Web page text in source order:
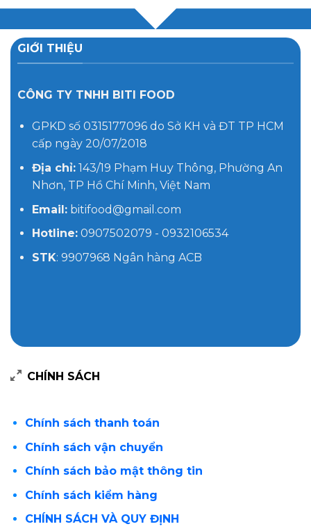
GIỚI THIỆU
CÔNG TY TNHH BITI FOOD
GPKD số 0315177096 do Sở KH và ĐT TP HCM
cấp ngày 20/07/2018
Địa chỉ:143/19 Phạm Huy Thông, Phường An
Nhơn, TP Hồ Chí Minh, Việt Nam
Email:bitifood@gmail.com
Hotline:0907502079 - 0932106534
STK: 9907968 Ngân hàng ACB
CHÍNH SÁCH
Chính sách thanh toán
Chính sách vận chuyển
Chính sách bảo mật thông tin
Chính sách kiểm hàng
CHÍNH SÁCH VÀ QUY ĐỊNH